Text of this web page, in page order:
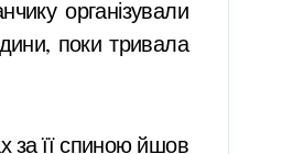
організували
поки тривала
за її спиною йшов